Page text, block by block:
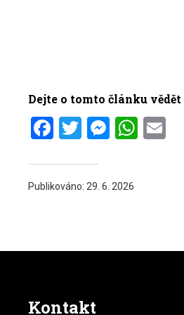
Dejte o tomto článku
Facebook
Twitter
Publikováno: 29. 6. 2026
Kontakt